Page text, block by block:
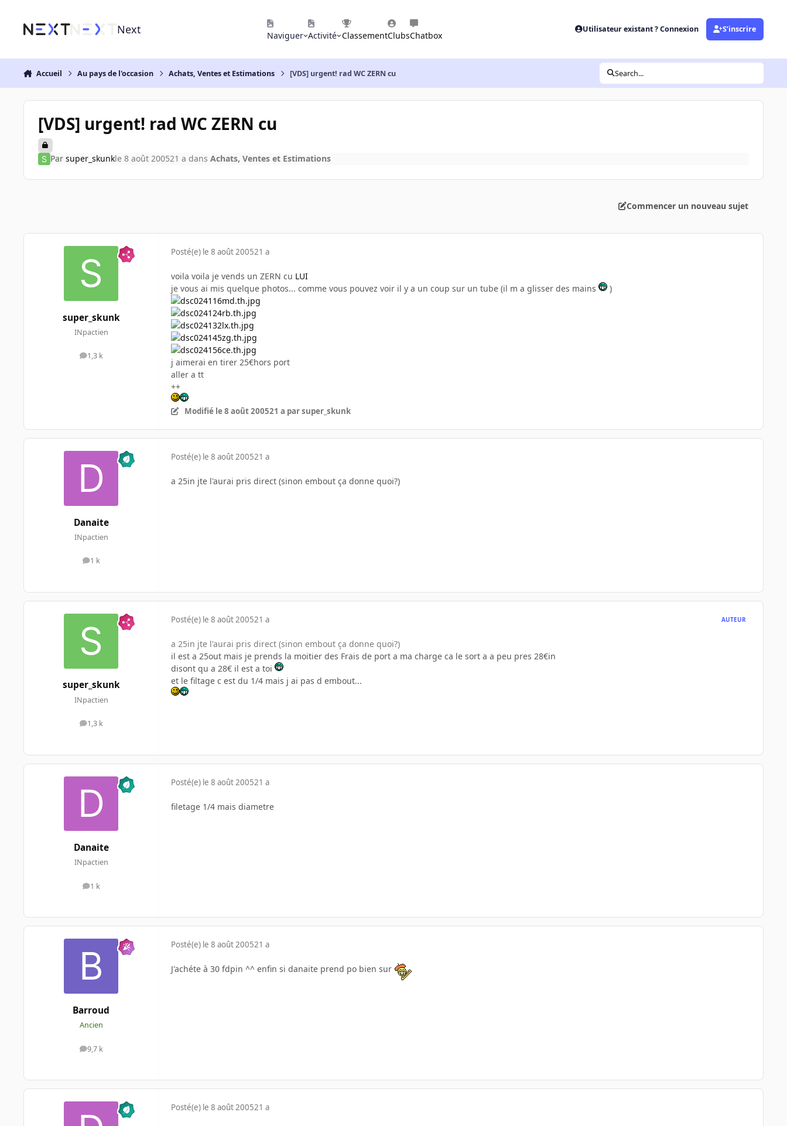
Next Naviguer Activité ClassementClubsChatbox
Utilisateur existant ? Connexion S’inscrire
Accueil Au pays de l'occasion Achats, Ventes et Estimations [VDS] urgent! rad WC ZERN cu Search...
[VDS] urgent! rad WC ZERN cu
Par super_skunkle 8 août 200521 a dans Achats, Ventes et Estimations
Commencer un nouveau sujet
super_skunk
INpactien
1,3 k
messages
Posté(e) le 8 août 200521 a
voila voila je vends un ZERN cu LUI
je vous ai mis quelque photos... comme vous pouvez voir il y a un coup sur un tube (il m a glisser des mains
)
j aimerai en tirer 25€hors port
aller a tt
++
Modifié le 8 août 200521 a par super_skunk
Danaite
INpactien
1 k
messages
Posté(e) le 8 août 200521 a
a 25in jte l'aurai pris direct (sinon embout ça donne quoi?)
super_skunk
INpactien
1,3 k
messages
Posté(e) le 8 août 200521 a AUTEUR
a 25in jte l'aurai pris direct (sinon embout ça donne quoi?)
il est a 25out mais je prends la moitier des Frais de port a ma charge ca le sort a a peu pres 28€in
disont qu a 28€ il est a toi
et le filtage c est du 1/4 mais j ai pas d embout...
Danaite
INpactien
1 k
messages
Posté(e) le 8 août 200521 a
filetage 1/4 mais diametre
Barroud
Ancien
9,7 k
messages
Posté(e) le 8 août 200521 a
J'achéte à 30 fdpin ^^ enfin si danaite prend po bien sur
Posté(e) le 8 août 200521 a